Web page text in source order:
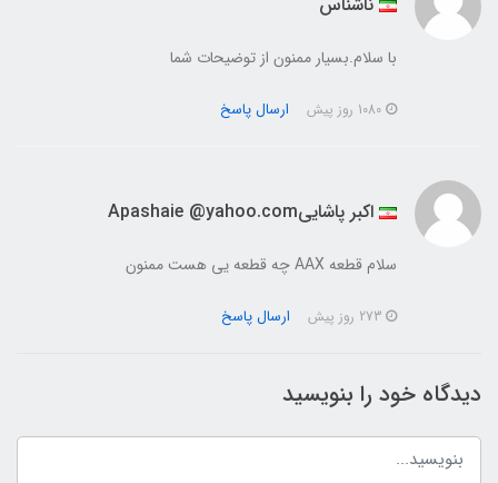
با سلام.بسیار ممنون از توضیحات شما
ارسال پاسخ
اکبر پاشاییApashaie @yahoo.com
سلام قطعه AAX چه قطعه یی هست ممنون
ارسال پاسخ
دیدگاه خود را بنویسید